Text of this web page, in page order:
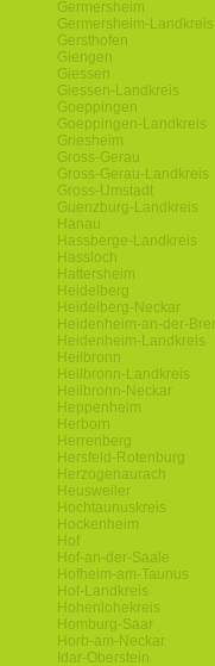
Germersheim
Germersheim-Landkreis
Gersthofen
Giengen
Giessen
Giessen-Landkreis
Goeppingen
Goeppingen-Landkreis
Griesheim
Gross-Gerau
Gross-Gerau-Landkreis
Gross-Umstadt
Guenzburg-Landkreis
Hanau
Hassberge-Landkreis
Hassloch
Hattersheim
Heidelberg
Heidelberg-Neckar
Heidenheim-an-der-
Heidenheim-Landkreis
Heilbronn
Heilbronn-Landkreis
Heilbronn-Neckar
Heppenheim
Herborn
Herrenberg
Hersfeld-Rotenburg
Herzogenaurach
Heusweiler
Hochtaunuskreis
Hockenheim
Hof
Hof-an-der-Saale
Hofheim-am-Taunus
Hof-Landkreis
Hohenlohekreis
Homburg-Saar
Horb-am-Neckar
Idar-Oberstein